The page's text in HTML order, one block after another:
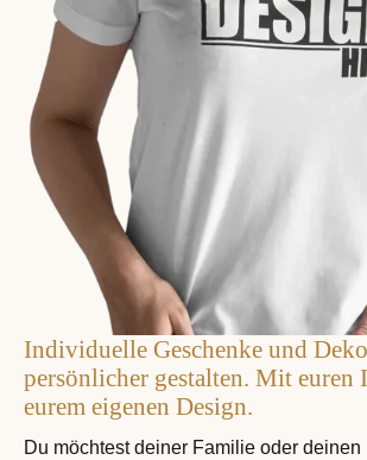
Individuelle Geschenke und
persönlicher gestalten. Mit euren
eurem eigenen Design.
Du möchtest deiner Familie oder